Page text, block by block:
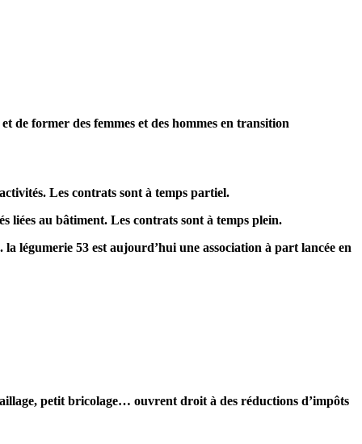
de former des femmes et des hommes en transition
Les contrats sont à temps partiel.
liées au bâtiment. Les contrats sont à temps plein.
légumerie 53 est aujourd’hui une association à part lancée en
petit bricolage… ouvrent droit à des réductions d’impôts